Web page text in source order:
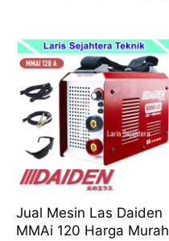
Jual Mesin Las Daiden
MMAi 120 Harga Murah